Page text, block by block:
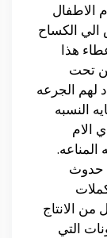
الاطفال
الكساح
هذا
تحت
الجرعه
النسبه
الام
المناعه.
حدوث
من الانتاج
التي